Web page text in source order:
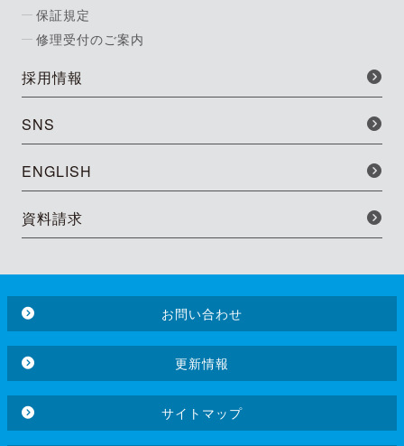
保証規定
修理受付のご案内
採用情報
SNS
ENGLISH
資料請求
お問い合わせ
更新情報
サイトマップ